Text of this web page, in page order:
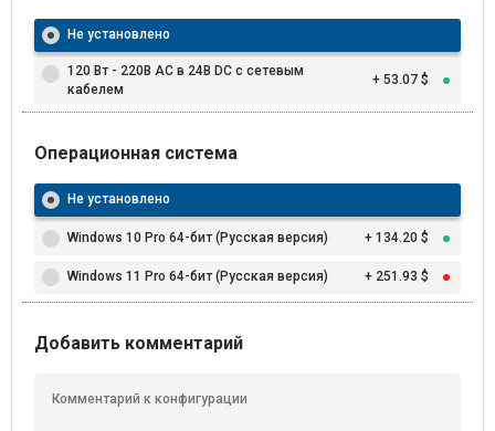
Не установлено
120 Вт - 220В AC в 24В DC с сетевым
кабелем
+ 53.07 $
Операционная система
Не установлено
Windows 10 Pro 64-бит (Русская версия) + 134.20 $
Windows 11 Pro 64-бит (Русская версия) + 251.93 $
Добавить комментарий